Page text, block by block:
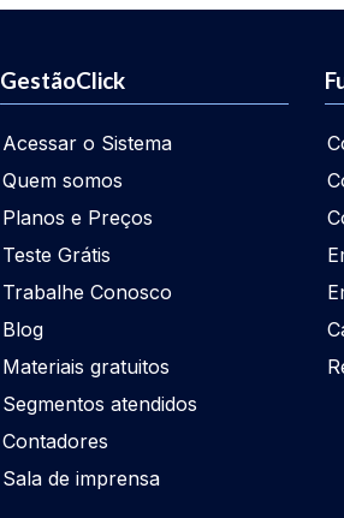
GestãoClick
Acessar o Sistema
Quem somos
Planos e Preços
Teste Grátis
Trabalhe Conosco
Blog
Materiais gratuitos
Segmentos atendidos
Contadores
Sala de imprensa